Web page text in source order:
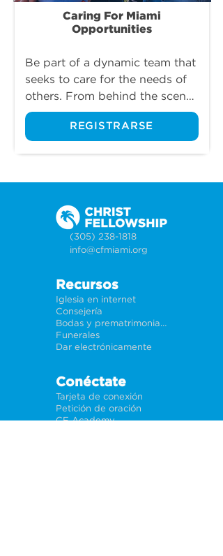
Caring For Miami
Opportunities
Be part of a dynamic team that
seeks to care for the needs of
others. From behind the scenes
to direct client care, volunteers
play a vital role in delivering
REGISTRARSE
(305) 238-1818
info@cfmiami.org
Recursos
Iglesia en internet
Consejería
Bodas y prematrimoniales
Funerales
Dar electrónicamente
Conéctate
Tarjeta de conexión
Petición de oración
CF Academy